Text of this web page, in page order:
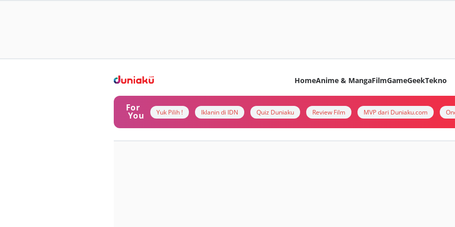
HomeAnime & MangaFilmGameGeekTekno
For
You Yuk Pilih ! Iklanin di IDN Quiz Duniaku Review Film MVP dari Duniaku.com